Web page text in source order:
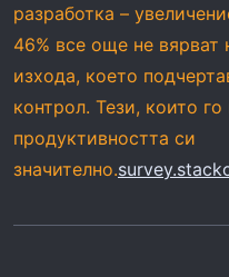
разработка –
46% все още не вярват
изхода, което
контрол. Тези, които
продуктивността си
значително.